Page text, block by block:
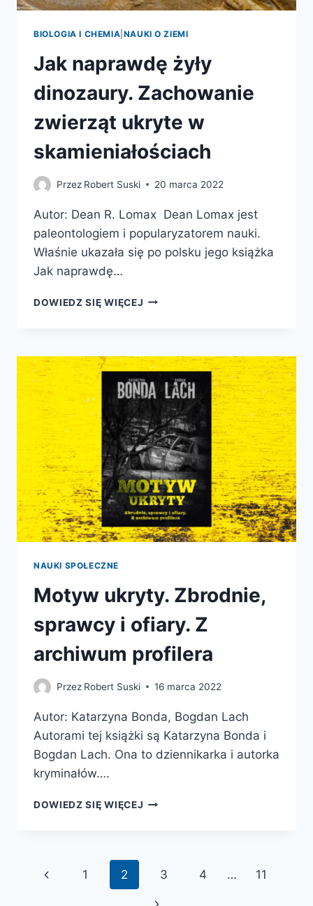
BIOLOGIA I CHEMIA NAUKI O ZIEMI
Jak naprawdę żyły
dinozaury. Zachowanie
zwierząt ukryte w
skamieniałościach
Przez Robert Suski 20 marca 2022
Autor: Dean R. Lomax Dean Lomax jest
paleontologiem i popularyzatorem nauki.
Właśnie ukazała się po polsku jego książka
Jak naprawdę…
DOWIEDZ SIĘ WIĘCEJ JAK
ZACHOWANIE
ZWIERZĄT
UKRYTE
W
SKAMIENIAŁOŚCIACH
NAUKI SPOŁECZNE
Motyw ukryty. Zbrodnie,
sprawcy i ofiary. Z
archiwum profilera
Przez Robert Suski 16 marca 2022
Autor: Katarzyna Bonda, Bogdan Lach
Autorami tej książki są Katarzyna Bonda i
Bogdan Lach. Ona to dziennikarka i autorka
kryminałów….
DOWIEDZ SIĘ WIĘCEJ MOTYW
OFIARY.
Nawigacja
Poprzednia
1 2 3 4 … 11